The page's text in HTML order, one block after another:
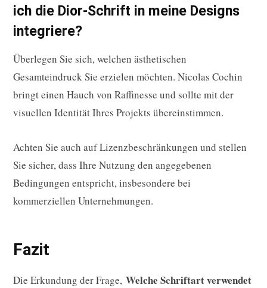
ich die Dior-Schrift in meine Designs
integriere?
Überlegen Sie sich, welchen ästhetischen
Gesamteindruck Sie erzielen möchten. Nicolas Cochin
bringt einen Hauch von Raffinesse und sollte mit der
visuellen Identität Ihres Projekts übereinstimmen.
Achten Sie auch auf Lizenzbeschränkungen und stellen
Sie sicher, dass Ihre Nutzung den angegebenen
Bedingungen entspricht, insbesondere bei
kommerziellen Unternehmungen.
Fazit
Die Erkundung der Frage, Welche Schriftart verwendet